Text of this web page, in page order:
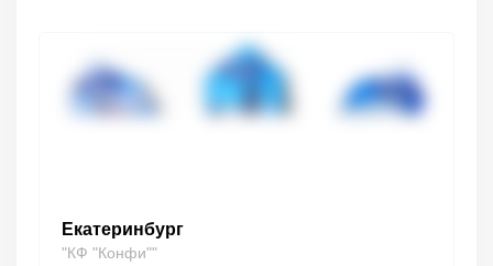
Екатеринбург
"КФ "Конфи""